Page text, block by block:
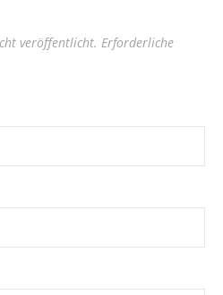
veröffentlicht. Erforderliche